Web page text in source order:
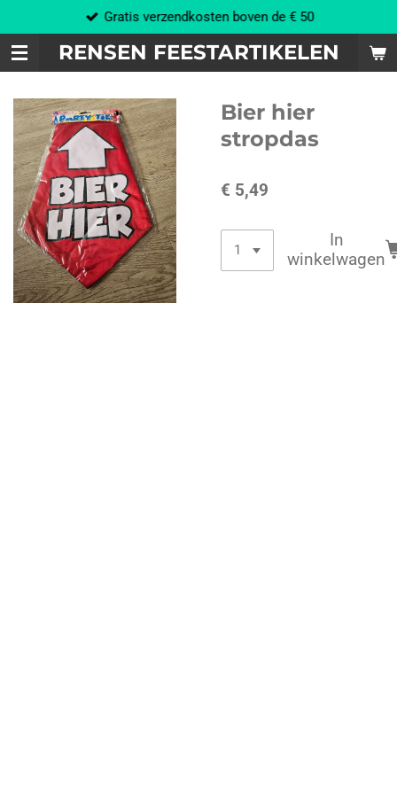
direct
naar
de
hoofdinhoud
RENSEN FEESTARTIKELEN
Gratis verzendkosten boven de € 50
Bier hier
stropdas
€ 5,49
In
winkelwagen